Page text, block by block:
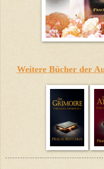
Weitere Bücher der